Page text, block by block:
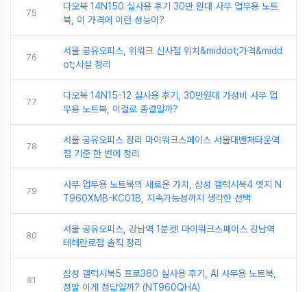
75
다오북 14N150 실사용 후기 30만 원대 사무 업무용 노트
북, 이 가격에 이런 성능이?
76
서울 공유오피스, 위워크 신사점 위치&middot;가격&midd
ot;시설 정리
77
다오북 14N15-12 실사용 후기, 30만원대 가성비 사무 업
무용 노트북, 이걸로 종결일까?
78
서울 공유오피스 정리 마이워크스페이스 서울대벤처타운역
점 기준 한 번에 정리
79
사무 업무용 노트북의 새로운 가치, 삼성 갤럭시북4 엣지 N
T960XMB-KC01B, 지속가능성까지 생각한 선택
80
서울 공유오피스, 강남역 1분컷! 마이워크스페이스 강남역
테헤란로점 솔직 정리
81
삼성 갤럭시북5 프로360 실사용 후기, AI 사무용 노트북,
정말 이게 정답일까? (NT960QHA)